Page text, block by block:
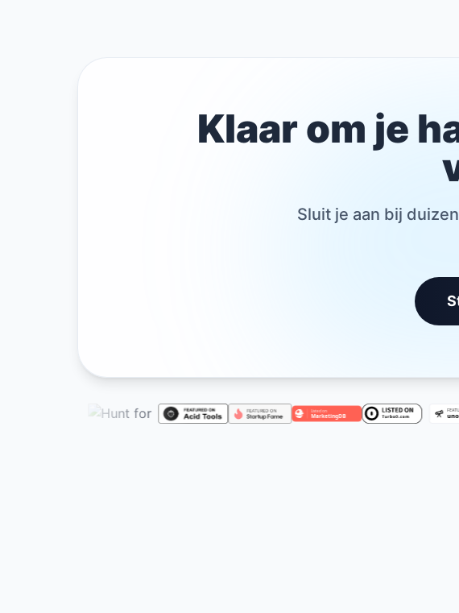
Klaar om je
Sluit je aan bij